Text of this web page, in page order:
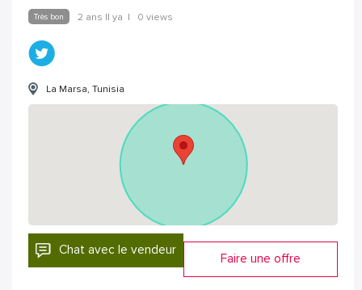
Très bon 2 ans Il ya | 0 views
La Marsa, Tunisia
Chat avec le vendeur
Faire une offre